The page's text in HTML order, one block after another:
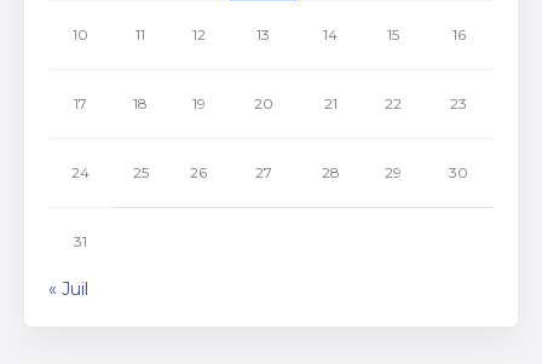
10 11 12 13 14 15 16
17 18 19 20 21 22 23
24 25 26 27 28 29 30
31
« Juil